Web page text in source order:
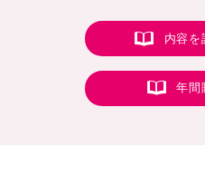
内容を
年間